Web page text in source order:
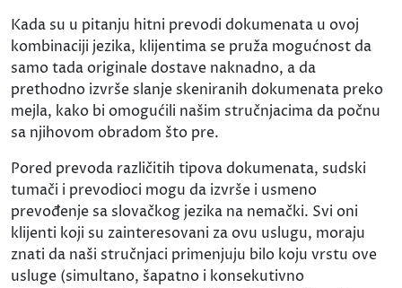
Kada su u pitanju hitni prevodi dokumenata u ovoj
kombinaciji jezika, klijentima se pruža mogućnost da
samo tada originale dostave naknadno, a da
prethodno izvrše slanje skeniranih dokumenata preko
mejla, kako bi omogućili našim stručnjacima da počnu
sa njihovom obradom što pre.
Pored prevoda različitih tipova dokumenata, sudski
tumači i prevodioci mogu da izvrše i usmeno
prevođenje sa slovačkog jezika na nemački. Svi oni
klijenti koji su zainteresovani za ovu uslugu, moraju
znati da naši stručnjaci primenjuju bilo koju vrstu ove
usluge (simultano, šapatno i konsekutivno